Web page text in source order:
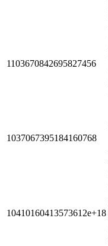
1103670842695827456
1037067395184160768
10410160413573612e+18